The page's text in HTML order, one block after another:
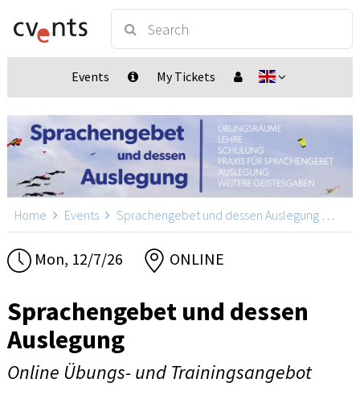
Events My Tickets
Home Events Sprachengebet und dessen Auslegung
Mon, 12/7/26 ONLINE
Sprachengebet und dessen
Auslegung
Online Übungs- und Trainingsangebot